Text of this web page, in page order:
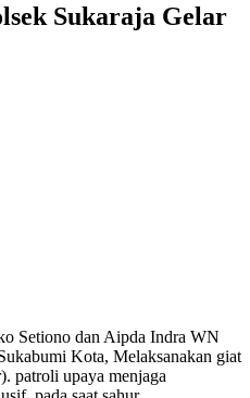
Sukaraja Gelar
Setiono dan Aipda Indra WN
Kota, Melaksanakan giat
patroli upaya menjaga